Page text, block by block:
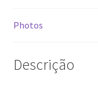
Flores em ponto
Photos
Descrição